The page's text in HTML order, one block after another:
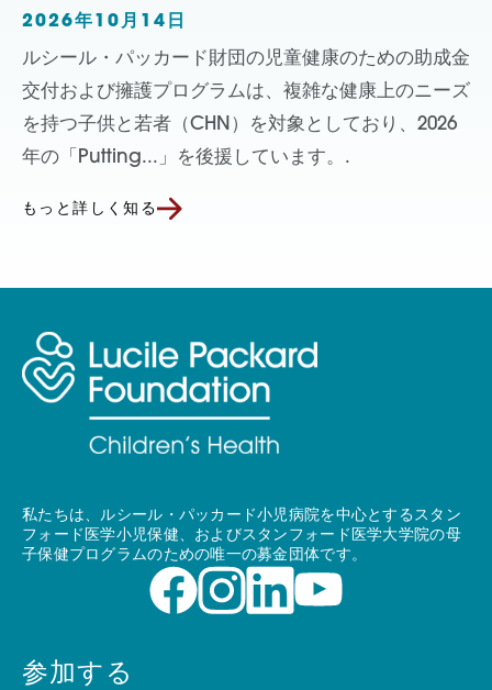
2026年10月14日
ルシール・パッカード財団の児童健康のための助成金
交付および擁護プログラムは、複雑な健康上のニーズ
を持つ子供と若者（CHN）を対象としており、2026
年の「Putting...」を後援しています。.
もっと詳しく知る
私たちは、ルシール・パッカード小児病院を中心とするスタン
フォード医学小児保健、およびスタンフォード医学大学院の母
子保健プログラムのための唯一の募金団体です。
参加する